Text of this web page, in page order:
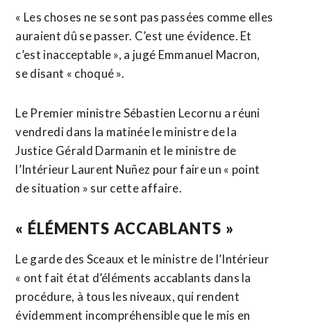
« Les choses ne se sont pas passées comme elles
auraient dû se passer. C’est une évidence. Et
c’est inacceptable », a jugé Emmanuel Macron,
se disant « choqué ».
Le Premier ministre Sébastien Lecornu a réuni
vendredi dans la matinée le ministre de la
Justice Gérald Darmanin et le ministre de
l’Intérieur Laurent Nuñez pour faire un « point
de situation » sur cette affaire.
« ÉLÉMENTS ACCABLANTS »
Le garde des Sceaux et le ministre de l’Intérieur
« ont fait état d’éléments accablants dans la
procédure, à tous les niveaux, qui rendent
évidemment incompréhensible que le mis en